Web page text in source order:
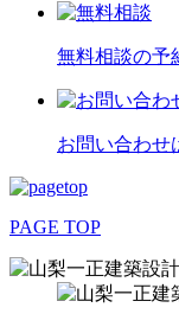
無料相談の予
お問い合わせ
PAGE TOP